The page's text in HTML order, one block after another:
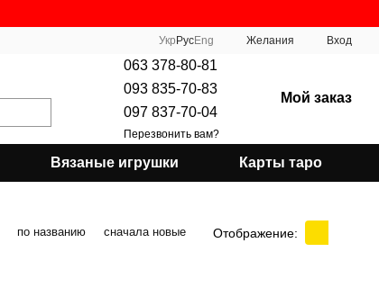
Укр РусEng Желания Вход
063 378-80-81
093 835-70-83
097 837-70-04
Перезвонить вам?
Мой заказ
Вязаные игрушки Карты таро
по названию сначала новые Отображение: